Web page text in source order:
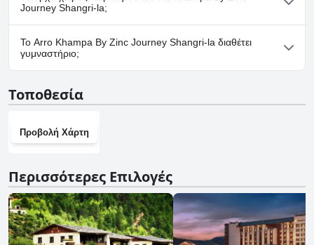
σκύλους.
Journey Shangri-la;
Ναι, υπάρχουν εγκαταστάσεις πάρκινγκ στο Arro Khampa By
Zinc Journey Shangri-la.
Το Arro Khampa By Zinc Journey Shangri-la διαθέτει
γυμναστήριο;
γυμναστήριο.
Τοποθεσία
Προβολή Χάρτη
Περισσότερες Επιλογές